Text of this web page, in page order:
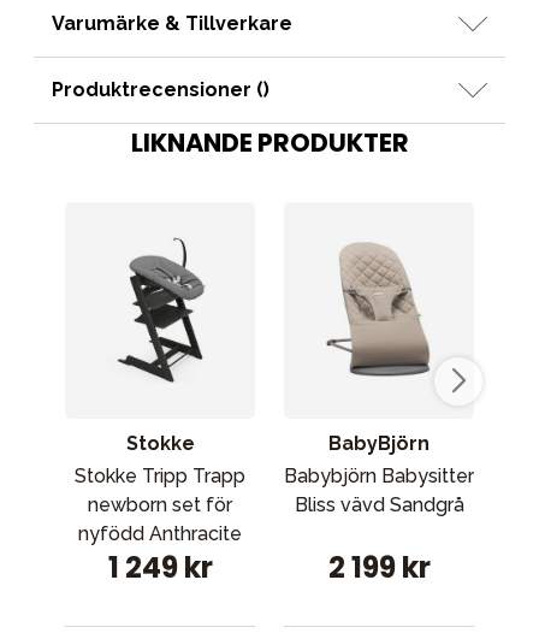
Varumärke & Tillverkare
Produktrecensioner ()
LIKNANDE PRODUKTER
Stokke
Stokke Tripp Trapp
newborn set för
nyfödd Anthracite
1 249 kr
BabyBjörn
Babybjörn Babysitter
Bliss vävd Sandgrå
2 199 kr